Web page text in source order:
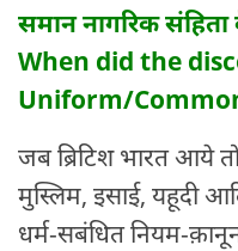
समान नागरिक
When did the
Uniform/
जब ब्रिटिश भारत आये तो
मुस्लिम, इसाई, यहूदी
धर्म-सबंधित नियम-